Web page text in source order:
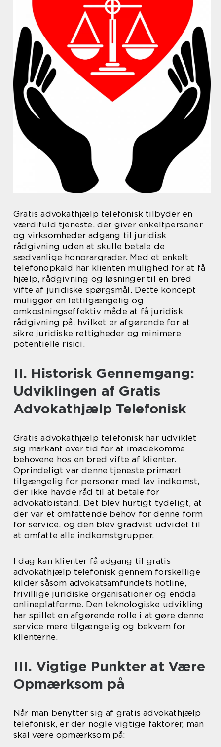
Gratis advokathjælp telefonisk tilbyder en
værdifuld tjeneste, der giver enkeltpersoner
og virksomheder adgang til juridisk
rådgivning uden at skulle betale de
sædvanlige honorargrader. Med et enkelt
telefonopkald har klienten mulighed for at få
hjælp, rådgivning og løsninger til en bred
vifte af juridiske spørgsmål. Dette koncept
muliggør en lettilgængelig og
omkostningseffektiv måde at få juridisk
rådgivning på, hvilket er afgørende for at
sikre juridiske rettigheder og minimere
potentielle risici.
II. Historisk Gennemgang:
Udviklingen af Gratis
Advokathjælp Telefonisk
Gratis advokathjælp telefonisk har udviklet
sig markant over tid for at imødekomme
behovene hos en bred vifte af klienter.
Oprindeligt var denne tjeneste primært
tilgængelig for personer med lav indkomst,
der ikke havde råd til at betale for
advokatbistand. Det blev hurtigt tydeligt, at
der var et omfattende behov for denne form
for service, og den blev gradvist udvidet til
at omfatte alle indkomstgrupper.
I dag kan klienter få adgang til gratis
advokathjælp telefonisk gennem forskellige
kilder såsom advokatsamfundets hotline,
frivillige juridiske organisationer og endda
onlineplatforme. Den teknologiske udvikling
har spillet en afgørende rolle i at gøre denne
service mere tilgængelig og bekvem for
klienterne.
III. Vigtige Punkter at Være
Opmærksom på
Når man benytter sig af gratis advokathjælp
telefonisk, er der nogle vigtige faktorer, man
skal være opmærksom på: